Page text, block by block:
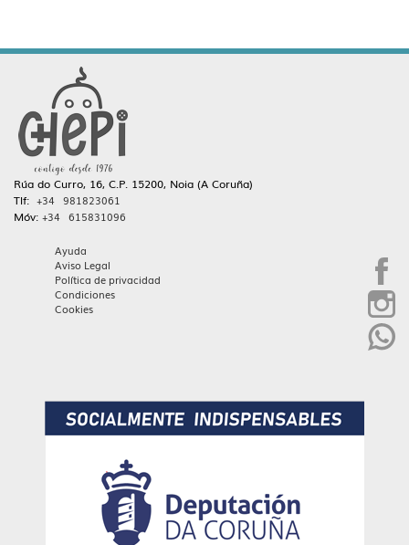
Rúa do Curro, 16, C.P. 15200, Noia (A Coruña)
Tlf: +34 981823061
Móv: +34 615831096
Ayuda
Aviso Legal
Política de privacidad
Condiciones
Cookies